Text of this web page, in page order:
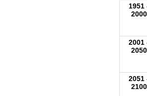
1951
2000
2001
2050
2051
2100